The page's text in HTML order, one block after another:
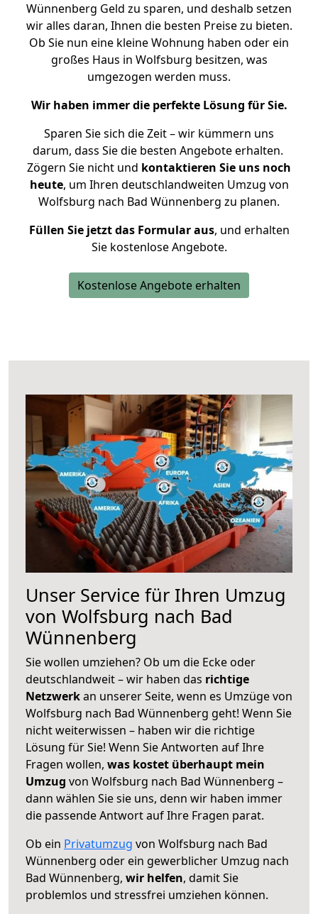
Wünnenberg Geld zu sparen, und deshalb setzen
wir alles daran, Ihnen die besten Preise zu bieten.
Ob Sie nun eine kleine Wohnung haben oder ein
großes Haus in Wolfsburg besitzen, was
umgezogen werden muss.
Wir haben immer die perfekte Lösung für Sie.
Sparen Sie sich die Zeit – wir kümmern uns
darum, dass Sie die besten Angebote erhalten.
Zögern Sie nicht und kontaktieren Sie uns noch
heute, um Ihren deutschlandweiten Umzug von
Wolfsburg nach Bad Wünnenberg zu planen.
Füllen Sie jetzt das Formular aus, und erhalten
Sie kostenlose Angebote.
Kostenlose Angebote erhalten
Unser Service für Ihren Umzug
von Wolfsburg nach Bad
Wünnenberg
Sie wollen umziehen? Ob um die Ecke oder
deutschlandweit – wir haben das richtige
Netzwerkan unserer Seite, wenn es Umzüge von
Wolfsburg nach Bad Wünnenberg geht! Wenn Sie
nicht weiterwissen – haben wir die richtige
Lösung für Sie! Wenn Sie Antworten auf Ihre
Fragen wollen, was kostet überhaupt mein
Umzug von Wolfsburg nach Bad Wünnenberg –
dann wählen Sie sie uns, denn wir haben immer
die passende Antwort auf Ihre Fragen parat.
Ob ein Privatumzug von Wolfsburg nach Bad
Wünnenberg oder ein gewerblicher Umzug nach
Bad Wünnenberg, wir helfen, damit Sie
problemlos und stressfrei umziehen können.